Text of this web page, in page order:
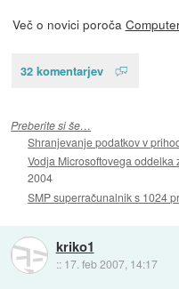
Več o novici poroča
32 komentarjev
Preberite si še…
Shranjevanje podatkov v
Vodja Microsoftovega
2004
SMP superračunalnik s 1024
kriko1
:: 17. feb 2007, 14:17